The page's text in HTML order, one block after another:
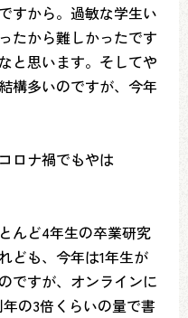
すから。過敏な学生い
たから難しかったです
と思います。そしてや
構多いのですが、今年
ロナ禍でもやは
んど4年生の卒業研究
ども、今年は1年生が
ですが、オンラインに
の3倍くらいの量で書